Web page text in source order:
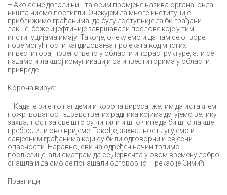
– Ако се не догоди ништа осим промјене назива органа, онда
ништа нисмо постигли. Очекујем да многе институције
приближимо грађанима, да буду доступније да би грађани
лакше, брже и јефтиније завршавали послове које у тим
институцијама имају. Такође, очекујемо и да нам се отворе
нове могућности кандидовања пројеката код многих
инвеститора, првенствено у области инфраструктуре, али се
надамо и лакшој комуникацији са инвеститорима у области
привреде.
Корона вирус:
– Када је ријеч о пандемији корона вируса, желим да истакнем
пожртвованост здравствених радника којима дугујемо велику
захвалност за све што су чинили и што чине да би што лакше
пребродили ово вријеме. Такође, захвалност дугујемо и
савјесним грађанима који су били одговорни и свјесни
опасности. Наравно, сви на одређен начин трпимо
посљедице, али сматрам да се Дервента у овом времену добро
снашла и да смо се понашали одговорно – рекао је Симић.
Празници: